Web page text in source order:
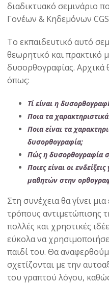
διαδικτυακό σεμινάριο
Γονέων & Κηδεμόνων
Το εκπαιδευτικό αυτό
θεωρητικό και πρακτικό
δυσορθογραφίας.
όπως:
Τί είναι η
Ποια τα
Ποια είναι τα
δυσορθογραφία;
Πώς η δυσορθογραφία
Ποιες είναι οι
μαθητών στην
Στη συνέχεια θα γίνει
τρόπους αντιμετώπισης
πολλές και χρηστικές
εύκολα να
παιδί του. Θα
σχετίζονται με την
του γραπτού λόγου,